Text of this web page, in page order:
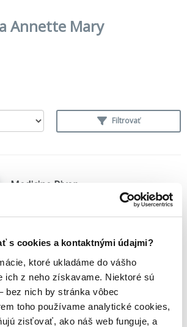
s cookies a kontaktnými údajmi?
ktoré ukladáme do vášho
ich z neho získavame. Niektoré sú
bez nich by stránka vôbec
toho používame analytické cookies,
zisťovať, ako náš web funguje, a
Annette Mary
Filtrovať
Medicine River
Random House
🍎 Vypredané